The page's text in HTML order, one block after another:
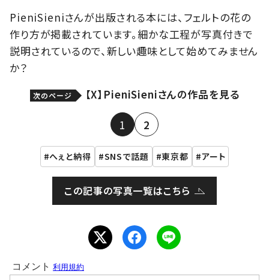
PieniSieniさんが出版される本には、フェルトの花の
作り方が掲載されています。細かな工程が写真付きで
説明されているので、新しい趣味として始めてみません
か？
次のページ 【X】PieniSieniさんの作品を見る
1 2
へぇと納得 SNSで話題 東京都 アート
この記事の写真一覧はこちら